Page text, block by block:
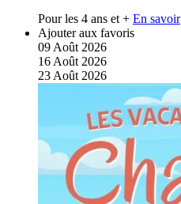
Pour les 4 ans et + En savoir
Ajouter aux favoris
09 Août 2026
16 Août 2026
23 Août 2026